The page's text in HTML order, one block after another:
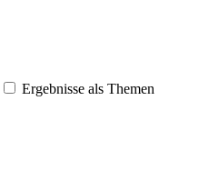
Ergebnisse als Themen